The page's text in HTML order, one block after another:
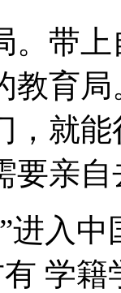
。带
教育
，就
要亲
进入
学